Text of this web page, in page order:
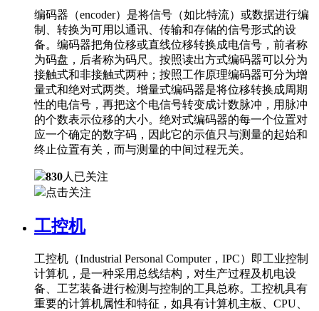
编码器（encoder）是将信号（如比特流）或数据进行编
制、转换为可用以通讯、传输和存储的信号形式的设
备。编码器把角位移或直线位移转换成电信号，前者称
为码盘，后者称为码尺。按照读出方式编码器可以分为
接触式和非接触式两种；按照工作原理编码器可分为增
量式和绝对式两类。增量式编码器是将位移转换成周期
性的电信号，再把这个电信号转变成计数脉冲，用脉冲
的个数表示位移的大小。绝对式编码器的每一个位置对
应一个确定的数字码，因此它的示值只与测量的起始和
终止位置有关，而与测量的中间过程无关。
830人已关注
点击关注
工控机
工控机（Industrial Personal Computer，IPC）即工业控制
计算机，是一种采用总线结构，对生产过程及机电设
备、工艺装备进行检测与控制的工具总称。工控机具有
重要的计算机属性和特征，如具有计算机主板、CPU、